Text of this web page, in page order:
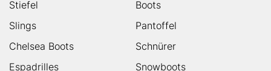
Stiefel
Boots
Slings
Pantoffel
Chelsea Boots
Schnürer
Espadrilles
Snowboots